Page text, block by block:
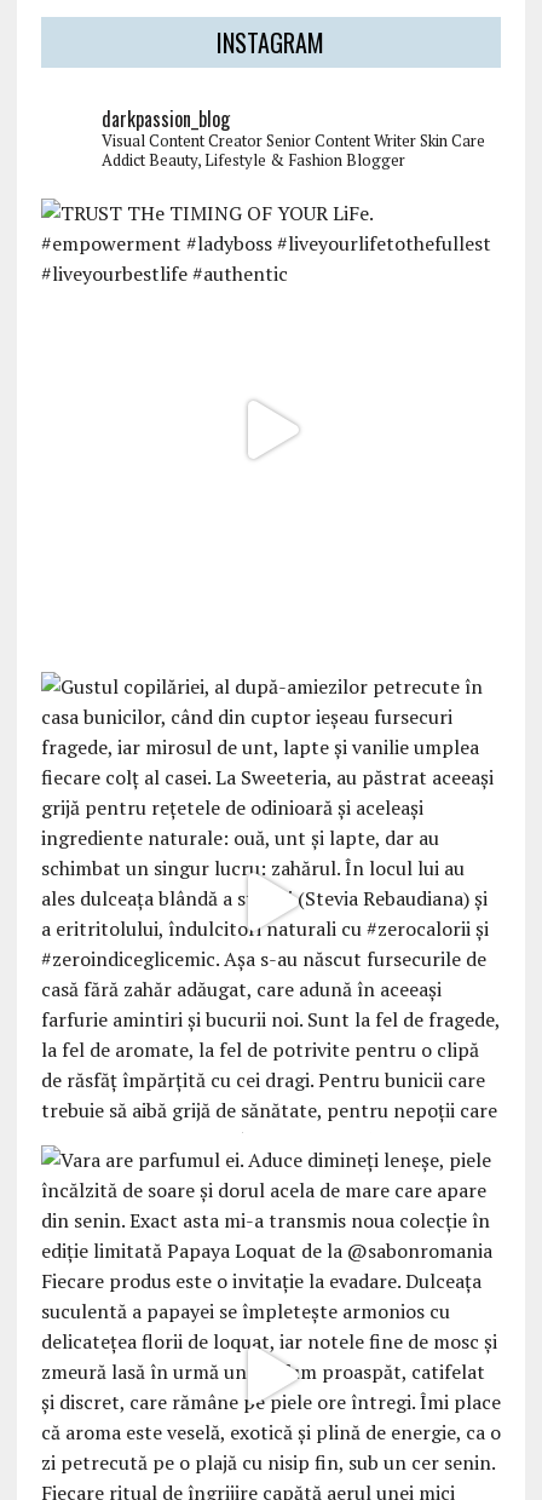
INSTAGRAM
darkpassion_blog
Visual Content CreatorSenior Content WriterSkin Care
AddictBeauty, Lifestyle & Fashion Blogger